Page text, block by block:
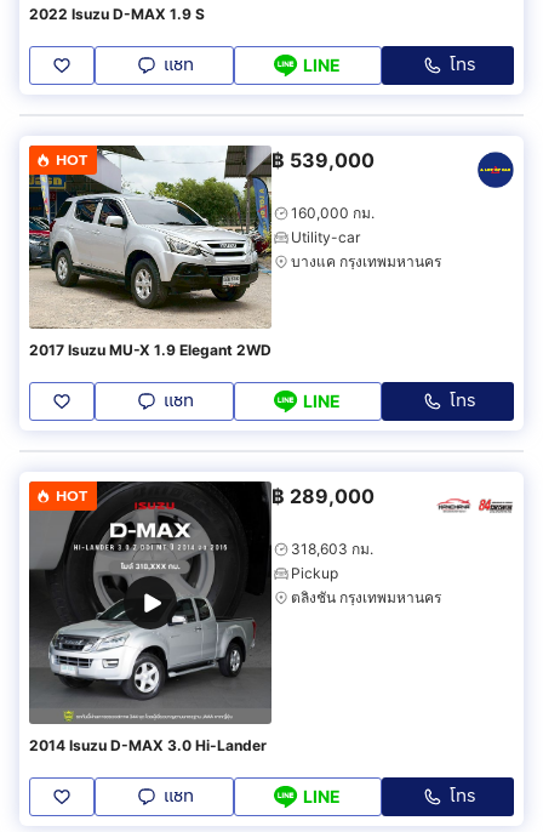
2022 Isuzu D-MAX 1.9 S
แชท LINE โทร
HOT ฿ 539,000
160,000 กม.
Utility-car
บางแค กรุงเทพมหานคร
2017 Isuzu MU-X 1.9 Elegant 2WD
แชท LINE โทร
HOT ฿ 289,000
318,603 กม.
Pickup
ตลิ่งชัน กรุงเทพมหานคร
2014 Isuzu D-MAX 3.0 Hi-Lander
แชท LINE โทร